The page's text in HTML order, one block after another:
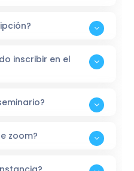
inscribir en el
zoom?